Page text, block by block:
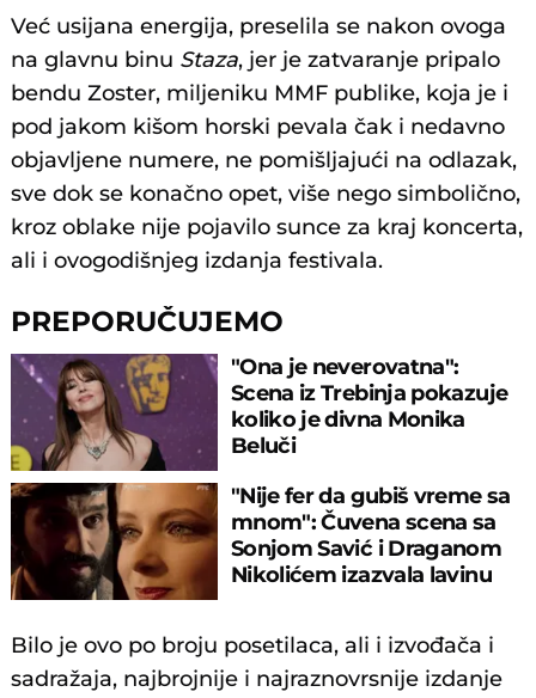
Već usijana energija, preselila se nakon ovoga
na glavnu binu Staza, jer je zatvaranje pripalo
bendu Zoster, miljeniku MMF publike, koja je i
pod jakom kišom horski pevala čak i nedavno
objavljene numere, ne pomišljajući na odlazak,
sve dok se konačno opet, više nego simbolično,
kroz oblake nije pojavilo sunce za kraj koncerta,
ali i ovogodišnjeg izdanja festivala.
PREPORUČUJEMO
"Ona je neverovatna":
Scena iz Trebinja pokazuje
koliko je divna Monika
Beluči
"Nije fer da gubiš vreme sa
mnom": Čuvena scena sa
Sonjom Savić i Draganom
Nikolićem izazvala lavinu
Bilo je ovo po broju posetilaca, ali i izvođača i
sadražaja, najbrojnije i najraznovrsnije izdanje